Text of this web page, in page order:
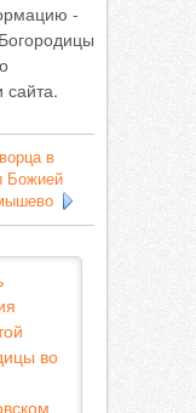
-
сайта.
в
Божией
во